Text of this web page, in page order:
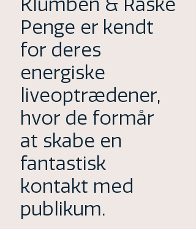
Klumben & Raske
Penge er kendt
for deres
energiske
liveoptrædener,
hvor de formår
at skabe en
fantastisk
kontakt med
publikum.